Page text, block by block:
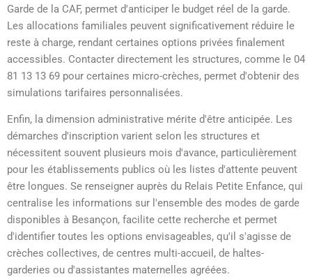
Garde de la CAF, permet d'anticiper le budget réel de la garde.
Les allocations familiales peuvent significativement réduire le
reste à charge, rendant certaines options privées finalement
accessibles. Contacter directement les structures, comme le 04
81 13 13 69 pour certaines micro-crèches, permet d'obtenir des
simulations tarifaires personnalisées.
Enfin, la dimension administrative mérite d'être anticipée. Les
démarches d'inscription varient selon les structures et
nécessitent souvent plusieurs mois d'avance, particulièrement
pour les établissements publics où les listes d'attente peuvent
être longues. Se renseigner auprès du Relais Petite Enfance, qui
centralise les informations sur l'ensemble des modes de garde
disponibles à Besançon, facilite cette recherche et permet
d'identifier toutes les options envisageables, qu'il s'agisse de
crèches collectives, de centres multi-accueil, de haltes-
garderies ou d'assistantes maternelles agréées.